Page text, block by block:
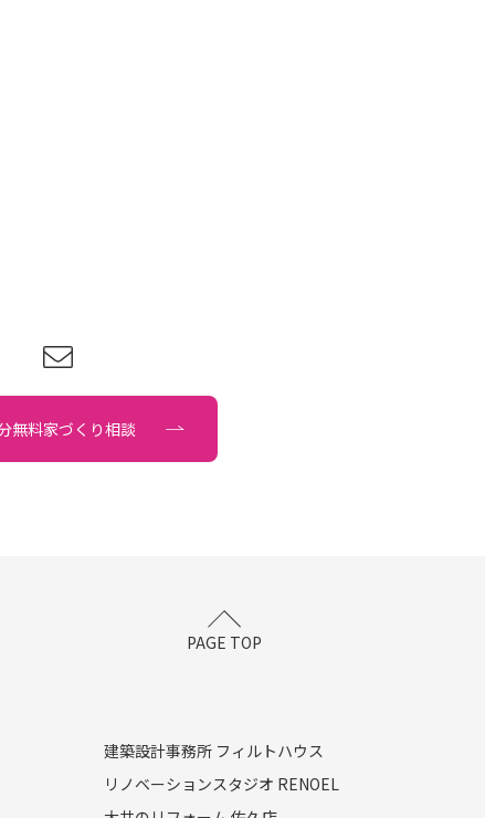
無料家づくり相談
PAGE TOP
建築設計事務所 フィルトハウス
リノベーションスタジオ RENOEL